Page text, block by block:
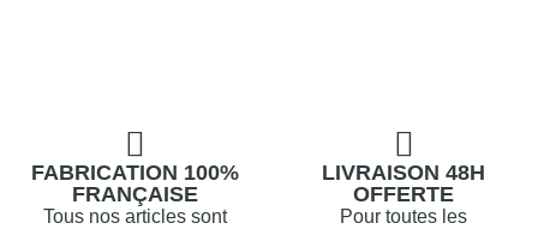
FABRICATION 100%
FRANÇAISE
Tous nos articles sont
LIVRAISON 48H
OFFERTE
Pour toutes les